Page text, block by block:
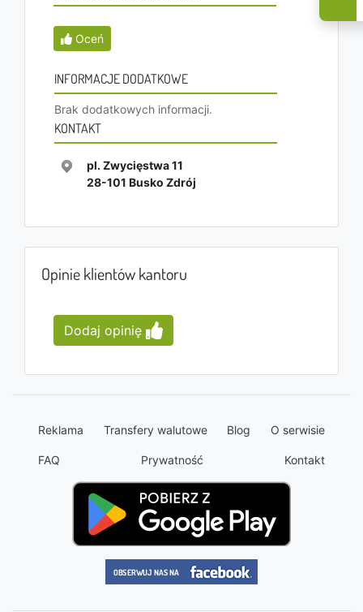
Oceń
INFORMACJE DODATKOWE
Brak dodatkowych informacji.
KONTAKT
pl. Zwycięstwa 11
28-101 Busko Zdrój
Opinie klientów kantoru
Dodaj opinię
Reklama Transfery walutowe Blog O serwisie
FAQ Prywatność Kontakt